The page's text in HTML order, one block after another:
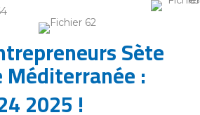
Sète
Méditerranée :
2025 !